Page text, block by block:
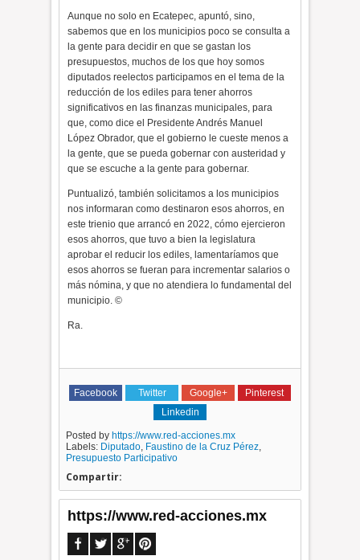
Aunque no solo en Ecatepec, apuntó, sino,
sabemos que en los municipios poco se consulta a
la gente para decidir en que se gastan los
presupuestos, muchos de los que hoy somos
diputados reelectos participamos en el tema de la
reducción de los ediles para tener ahorros
significativos en las finanzas municipales, para
que, como dice el Presidente Andrés Manuel
López Obrador, que el gobierno le cueste menos a
la gente, que se pueda gobernar con austeridad y
que se escuche a la gente para gobernar.
Puntualizó, también solicitamos a los municipios
nos informaran como destinaron esos ahorros, en
este trienio que arrancó en 2022, cómo ejercieron
esos ahorros, que tuvo a bien la legislatura
aprobar el reducir los ediles, lamentaríamos que
esos ahorros se fueran para incrementar salarios o
más nómina, y que no atendiera lo fundamental del
municipio. ©
Ra.
Facebook Twitter Google+
Pinterest
Linkedin
Posted by https://www.red-acciones.mx
Labels: Diputado, Faustino de la Cruz Pérez,
Presupuesto Participativo
Compartir:
https://www.red-acciones.mx